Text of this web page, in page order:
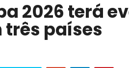
países